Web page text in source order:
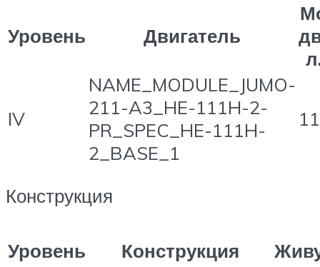
Уровень Двигатель
IV
NAME_MODULE_JUMO-
211-A3_HE-111H-2-
PR_SPEC_HE-111H-
2_BASE_1
Конструкция
Уровень Конструкция